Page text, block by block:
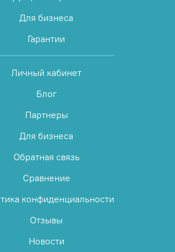
Для бизнеса
Гарантии
Личный кабинет
Блог
Партнеры
Для бизнеса
Обратная связь
Сравнение
конфиденциальности
Отзывы
Новости